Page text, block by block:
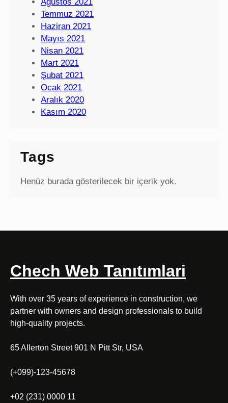
Ağustos 2021
Temmuz 2021
Haziran 2021
Mayıs 2021
Nisan 2021
Mart 2021
Şubat 2021
Ocak 2021
Aralık 2020
Kasım 2020
Tags
Henüz burada gösterilecek bir içerik yok.
Chech Web Tanıtımlari
With over 35 years of experience in construction, we
partner with owners and design professionals to build
high-quality projects.
65 Allerton Street 901 N Pitt Str, USA
(+099)-123-45678
+02 (231) 0000 11